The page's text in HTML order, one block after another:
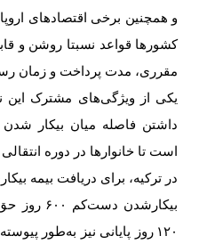
و همچنین برخی اقتصادهای
کشورها قواعد نسبتا روشن و
مقرری، مدت پرداخت و زمان
یکی از ویژگی‌های مشترک این
داشتن فاصله میان بیکار
است تا خانوارها در دوره
بیکارشدن دست‌کم
۶۰۰ روز
۱۲۰ روز پایانی نیز به‌طور